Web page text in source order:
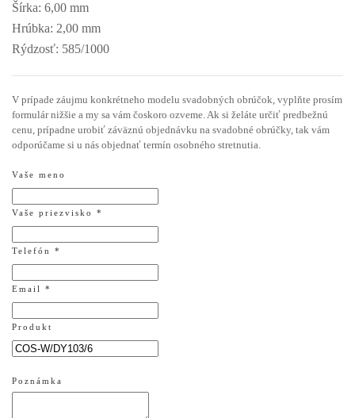
Šírka: 6,00 mm
Hrúbka: 2,00 mm
Rýdzosť: 585/1000
V prípade záujmu konkrétneho modelu svadobných obrúčok, vyplňte prosím
formulár nižšie a my sa vám čoskoro ozveme. Ak si želáte určiť predbežnú
cenu, prípadne urobiť záväznú objednávku na svadobné obrúčky, tak vám
odporúčame si u nás objednať termín osobného stretnutia.
Vaše meno
Vaše priezvisko *
Telefón *
Email *
Produkt
Poznámka